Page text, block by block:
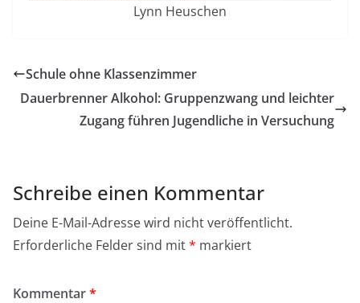
Lynn Heuschen
Schule ohne Klassenzimmer
Dauerbrenner Alkohol: Gruppenzwang und leichter
Zugang führen Jugendliche in Versuchung
Schreibe einen Kommentar
Deine E-Mail-Adresse wird nicht veröffentlicht.
Erforderliche Felder sind mit* markiert
Kommentar*